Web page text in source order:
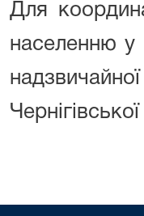
Для
населенню у